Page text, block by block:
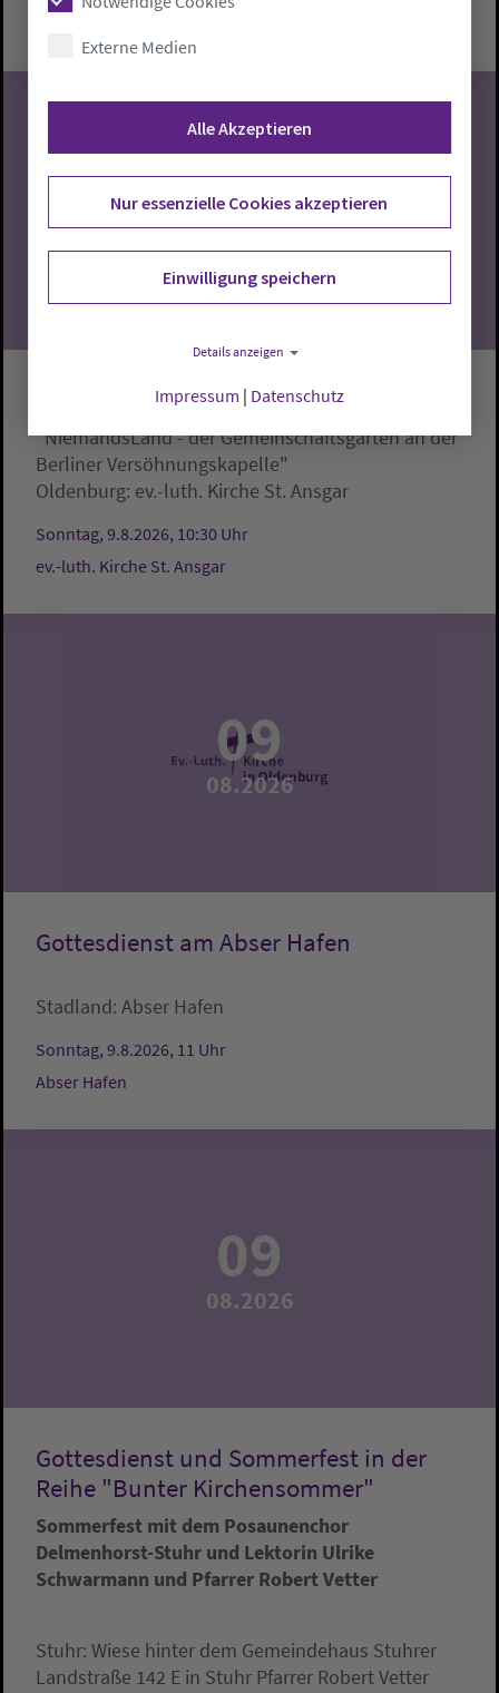
09
Sommerkirche - Pn. Kramer
"NiemandsLand - der Gemeinschaftsgarten an der
Berliner Versöhnungskapelle"
Oldenburg: ev.-luth. Kirche St. Ansgar
Sonntag, 9.8.2026, 10:30 Uhr
ev.-luth. Kirche St. Ansgar
09
08.2026
Gottesdienst am Abser Hafen
Stadland: Abser Hafen
Sonntag, 9.8.2026, 11 Uhr
Abser Hafen
09
08.2026
Gottesdienst und Sommerfest in der
Reihe "Bunter Kirchensommer"
Sommerfest mit dem Posaunenchor
Delmenhorst-Stuhr und Lektorin Ulrike
Schwarmann und Pfarrer Robert Vetter
Stuhr: Wiese hinter dem Gemeindehaus Stuhrer
Landstraße 142 E in Stuhr Pfarrer Robert Vetter
Externe Medien
Alle Akzeptieren
Nur essenzielle Cookies akzeptieren
Einwilligung speichern
Details anzeigen
Impressum | Datenschutz